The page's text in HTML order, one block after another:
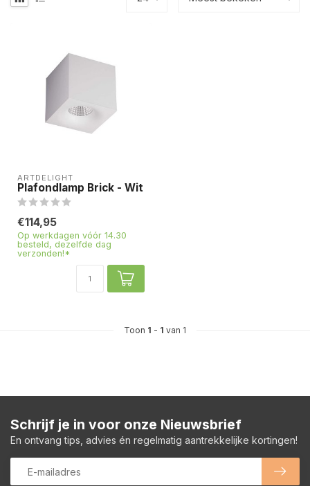
ARTDELIGHT
Plafondlamp Brick - Wit
€114,95
Op werkdagen vóór 14.30
besteld, dezelfde dag
verzonden!*
Toon 1 - 1 van 1
Schrijf je in voor onze Nieuwsbrief
En ontvang tips, advies én regelmatig aantrekkelijke kortingen!